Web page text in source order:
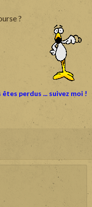
?
êtes perdus ... suivez moi !